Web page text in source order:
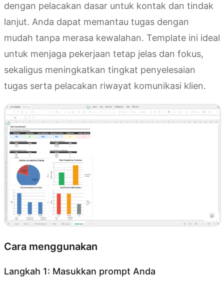
dengan pelacakan dasar untuk kontak dan tindak
lanjut. Anda dapat memantau tugas dengan
mudah tanpa merasa kewalahan. Template ini ideal
untuk menjaga pekerjaan tetap jelas dan fokus,
sekaligus meningkatkan tingkat penyelesaian
tugas serta pelacakan riwayat komunikasi klien.
Cara menggunakan
Langkah 1: Masukkan prompt Anda